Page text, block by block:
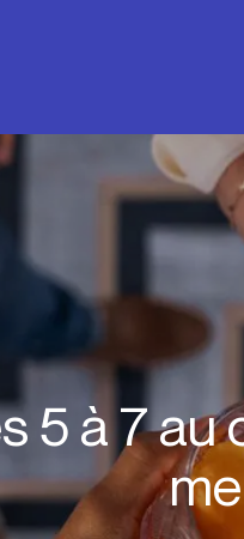
5 à 7